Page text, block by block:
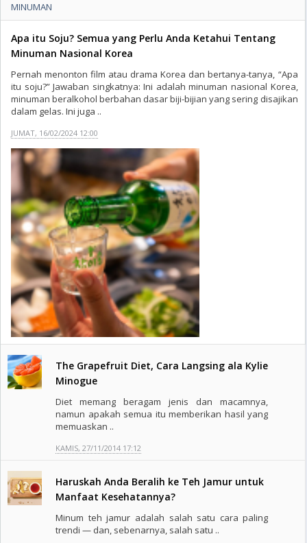
MINUMAN
Apa itu Soju? Semua yang Perlu Anda Ketahui Tentang
Minuman Nasional Korea
Pernah menonton film atau drama Korea dan bertanya-tanya, “Apa
itu soju?” Jawaban singkatnya: Ini adalah minuman nasional Korea,
minuman beralkohol berbahan dasar biji-bijian yang sering disajikan
dalam gelas. Ini juga ..
JUMAT, 16/02/2024 12:00
The Grapefruit Diet, Cara Langsing ala Kylie
Minogue
Diet memang beragam jenis dan macamnya,
namun apakah semua itu memberikan hasil yang
memuaskan ..
KAMIS, 27/11/2014 17:12
Haruskah Anda Beralih ke Teh Jamur untuk
Manfaat Kesehatannya?
Minum teh jamur adalah salah satu cara paling
trendi — dan, sebenarnya, salah satu ..